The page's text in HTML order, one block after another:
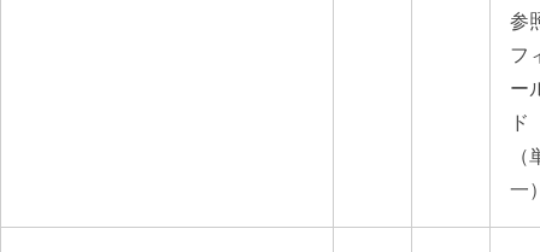
参
フ
ー
ド
（
一